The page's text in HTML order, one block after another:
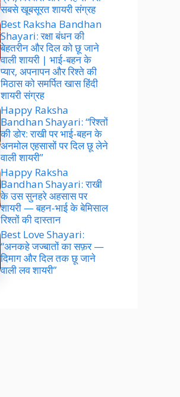
सबसे खूबसूरत शायरी संग्रह
Best Raksha Bandhan
Shayari: रक्षा बंधन की
बेहतरीन और दिल को छू जाने
वाली शायरी | भाई-बहन के
प्यार, अपनापन और रिश्ते की
मिठास को समर्पित खास हिंदी
शायरी संग्रह
Happy Raksha
Bandhan Shayari: “रिश्तों
की डोर: राखी पर भाई-बहन के
अनमोल एहसासों पर दिल छू लेने
वाली शायरी”
Happy Raksha
Bandhan Shayari: राखी
के उस सुनहरे अहसास पर
शायरी — बहन-भाई के बेमिसाल
रिश्तों की दास्तान
Best Love Shayari:
“अनकहे जज्बातों का सफ़र —
दिमाग और दिल तक छू जाने
वाली लव शायरी”